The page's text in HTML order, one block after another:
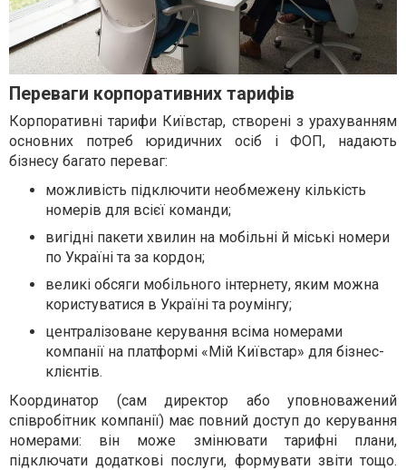
Переваги корпоративних тарифів
Корпоративні тарифи Київстар, створені з урахуванням
основних потреб юридичних осіб і ФОП, надають
бізнесу багато переваг:
можливість підключити необмежену кількість
номерів для всієї команди;
вигідні пакети хвилин на мобільні й міські номери
по Україні та за кордон;
великі обсяги мобільного інтернету, яким можна
користуватися в Україні та роумінгу;
централізоване керування всіма номерами
компанії на платформі «Мій Київстар» для бізнес-
клієнтів.
Координатор (сам директор або уповноважений
співробітник компанії) має повний доступ до керування
номерами: він може змінювати тарифні плани,
підключати додаткові послуги, формувати звіти тощо.